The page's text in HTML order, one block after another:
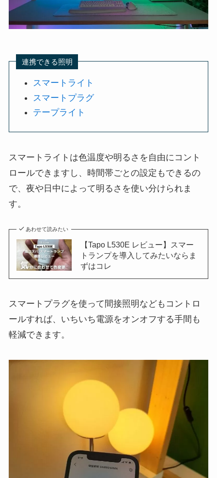
連携できる照明
スマートライト
スマートプラグ
テープライト
スマートライトは色温度や明るさを自由にコント
ロールできますし、時間帯ごとの設定もできるの
で、夜や日中によって明るさを使い分けられま
す。
あわせて読みたい
【Tapo L530E レビュー】スマー
トランプを導入してみたいならま
ずはコレ
スマートプラグを使って間接照明などもコントロ
ールすれば、いちいち電源をオンオフする手間も
軽減できます。